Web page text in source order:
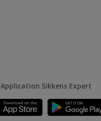
Application Sikkens Expert